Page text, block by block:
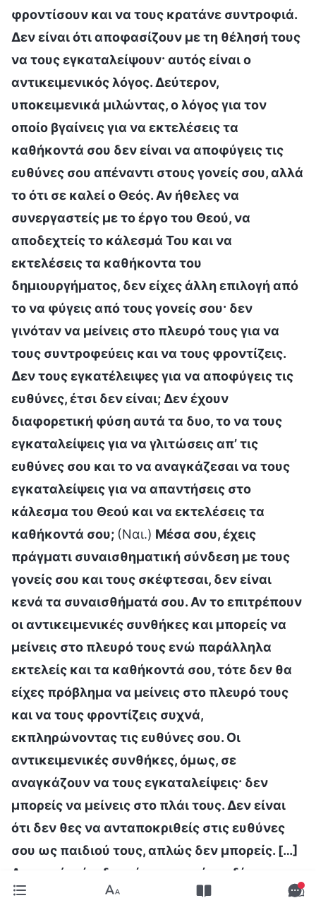
φροντίσουν και να τους κρατάνε συντροφιά.
Δεν είναι ότι αποφασίζουν με τη θέλησή τους
να τους εγκαταλείψουν· αυτός είναι ο
αντικειμενικός λόγος. Δεύτερον,
υποκειμενικά μιλώντας, ο λόγος για τον
οποίο βγαίνεις για να εκτελέσεις τα
καθήκοντά σου δεν είναι να αποφύγεις τις
ευθύνες σου απέναντι στους γονείς σου, αλλά
το ότι σε καλεί ο Θεός. Αν ήθελες να
συνεργαστείς με το έργο του Θεού, να
αποδεχτείς το κάλεσμά Του και να
εκτελέσεις τα καθήκοντα του
δημιουργήματος, δεν είχες άλλη επιλογή από
το να φύγεις από τους γονείς σου· δεν
γινόταν να μείνεις στο πλευρό τους για να
τους συντροφεύεις και να τους φροντίζεις.
Δεν τους εγκατέλειψες για να αποφύγεις τις
ευθύνες, έτσι δεν είναι; Δεν έχουν
διαφορετική φύση αυτά τα δυο, το να τους
εγκαταλείψεις για να γλιτώσεις απ’ τις
ευθύνες σου και το να αναγκάζεσαι να τους
εγκαταλείψεις για να απαντήσεις στο
κάλεσμα του Θεού και να εκτελέσεις τα
καθήκοντά σου; (Ναι.) Μέσα σου, έχεις
πράγματι συναισθηματική σύνδεση με τους
γονείς σου και τους σκέφτεσαι, δεν είναι
κενά τα συναισθήματά σου. Αν το επιτρέπουν
οι αντικειμενικές συνθήκες και μπορείς να
μείνεις στο πλευρό τους ενώ παράλληλα
εκτελείς και τα καθήκοντά σου, τότε δεν θα
είχες πρόβλημα να μείνεις στο πλευρό τους
και να τους φροντίζεις συχνά,
εκπληρώνοντας τις ευθύνες σου. Οι
αντικειμενικές συνθήκες, όμως, σε
αναγκάζουν να τους εγκαταλείψεις· δεν
μπορείς να μείνεις στο πλάι τους. Δεν είναι
ότι δεν θες να ανταποκριθείς στις ευθύνες
σου ως παιδιού τους, απλώς δεν μπορείς. […]
Δεν ισχύει ότι δεν είσαι σωστό παιδί
απέναντι στους γονείς σου. Δεν είναι ότι έχεις